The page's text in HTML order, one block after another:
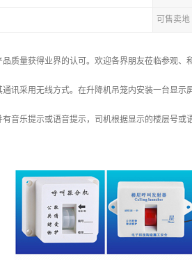
可售卖地
质量获得业界的认可。欢迎各界朋友莅临参观、
讯采用无线方式。在升降机吊笼内安装一台显
音乐提示或语音提示，司机根据显示的楼层号